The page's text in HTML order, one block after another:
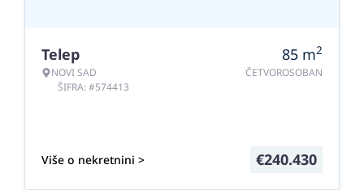
Telep
NOVI SAD
ŠIFRA: #574413
85 m2
ČETVOROSOBAN
Više o nekretnini > €240.430